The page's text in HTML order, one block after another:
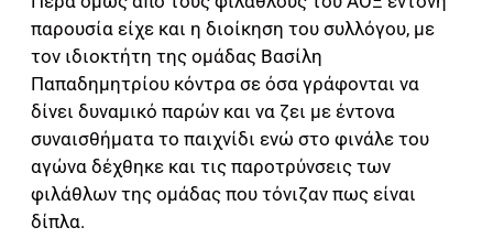
παρουσία είχε και η διοίκηση του συλλόγου, με
τον ιδιοκτήτη της ομάδας Βασίλη
Παπαδημητρίου κόντρα σε όσα γράφονται να
δίνει δυναμικό παρών και να ζει με έντονα
συναισθήματα το παιχνίδι ενώ στο φινάλε του
αγώνα δέχθηκε και τις παροτρύνσεις των
φιλάθλων της ομάδας που τόνιζαν πως είναι
δίπλα.